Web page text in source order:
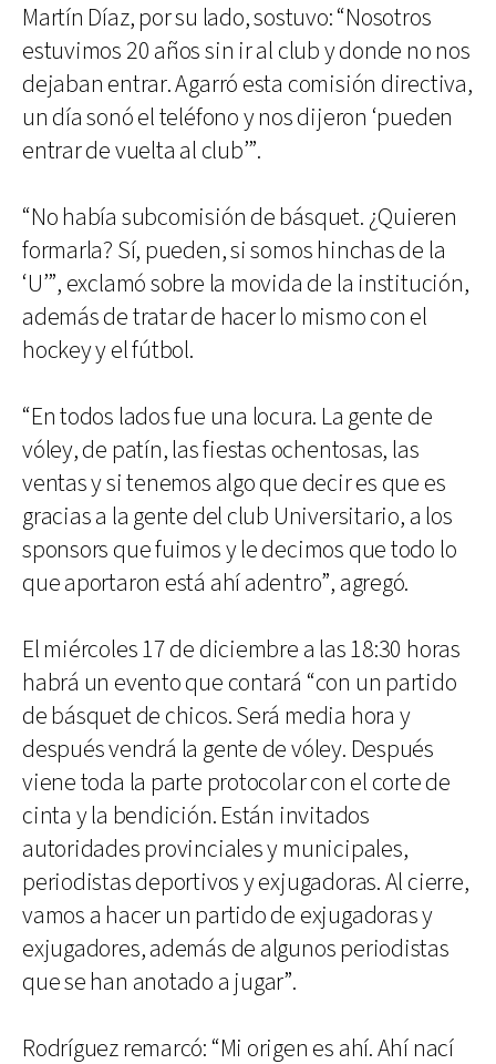
Martín Díaz, por su lado, sostuvo: “Nosotros
estuvimos 20 años sin ir al club y donde no nos
dejaban entrar. Agarró esta comisión directiva,
un día sonó el teléfono y nos dijeron ‘pueden
entrar de vuelta al club’”.
“No había subcomisión de básquet. ¿Quieren
formarla? Sí, pueden, si somos hinchas de la
‘U’”, exclamó sobre la movida de la institución,
además de tratar de hacer lo mismo con el
hockey y el fútbol.
“En todos lados fue una locura. La gente de
vóley, de patín, las fiestas ochentosas, las
ventas y si tenemos algo que decir es que es
gracias a la gente del club Universitario, a los
sponsors que fuimos y le decimos que todo lo
que aportaron está ahí adentro”, agregó.
El miércoles 17 de diciembre a las 18:30 horas
habrá un evento que contará “con un partido
de básquet de chicos. Será media hora y
después vendrá la gente de vóley. Después
viene toda la parte protocolar con el corte de
cinta y la bendición. Están invitados
autoridades provinciales y municipales,
periodistas deportivos y exjugadoras. Al cierre,
vamos a hacer un partido de exjugadoras y
exjugadores, además de algunos periodistas
que se han anotado a jugar”.
Rodríguez remarcó: “Mi origen es ahí. Ahí nací